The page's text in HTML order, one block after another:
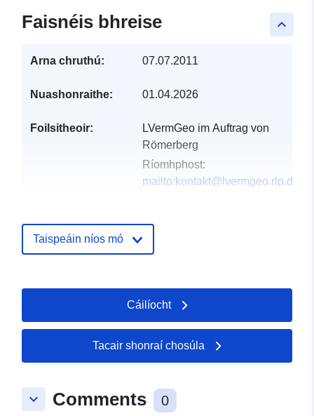
keyboard_arrow_up
Faisnéis bhreise
Arna chruthú: 07.07.2011
Nuashonraithe: 01.04.2026
Foilsitheoir:
LVermGeo im Auftrag von
Römerberg
Ríomhphost:
mailto:kontakt@lvermgeo.rlp.de
Nuashonraithe ar data.europa.eu:
Comhordanáidí:
49.2867 ], [ 8.42032,
49.2867 ], [ 8.42032,
Clóscríobh:
Taispeáin níos mó
Cáilíocht
Tacair shonraí chosúla
keyboard_arrow_down Comments 0